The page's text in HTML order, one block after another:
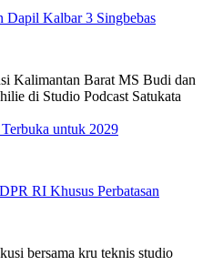
Kalbar 3 Singbebas
untuk 2029
RI Khusus Perbatasan